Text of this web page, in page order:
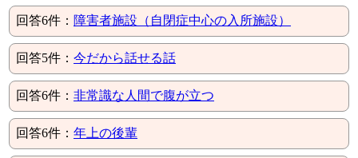
回答6件： 障害者施設（自閉症中心の入所施設）
回答5件： 今だから話せる話
回答6件： 非常識な人間で腹が立つ
回答6件： 年上の後輩